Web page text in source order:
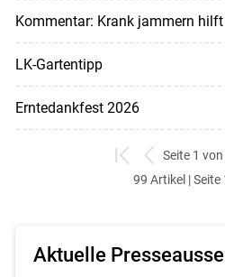
Kommentar: Krank jammern
LK-Gartentipp
Erntedankfest 2026
zum
ersten
zurück
zum
Seite 1
99 Artikel | Seite
Aktuelle